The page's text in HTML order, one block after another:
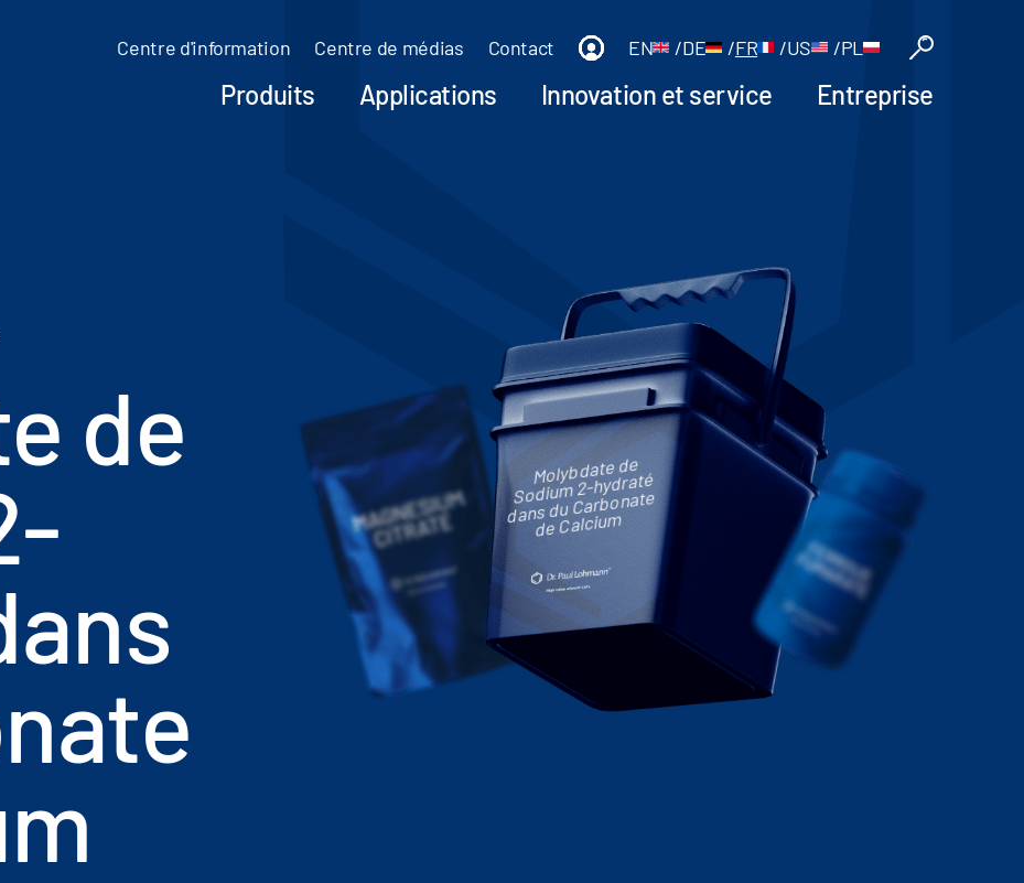
Centre d'information Centre de médias Contact EN /DE /FR /US /PL
Produits Applications Innovation et service Entreprise
de
Molybdate de
Sodium 2-hydraté
dans du Carbonate
de Calcium